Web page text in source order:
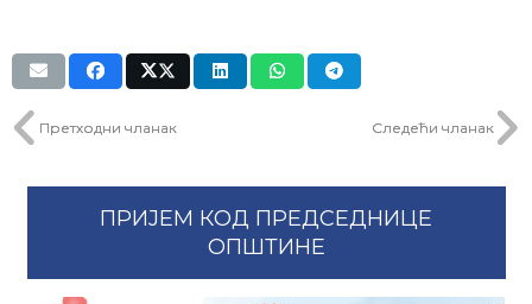
Претходни чланак Следећи чланак
ПРИЈЕМ КОД ПРЕДСЕДНИЦЕ
ОПШТИНЕ